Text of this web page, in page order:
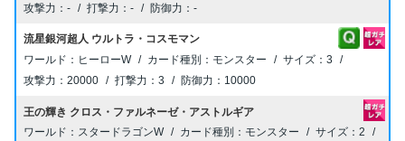
-
- -
流星銀河超人 ウルトラ・コスモマン
ヒーローW
モンスター
3
20000
3 10000
王の輝き クロス・ファルネーゼ・アストルギア
スタードラゴンW
モンスター
2